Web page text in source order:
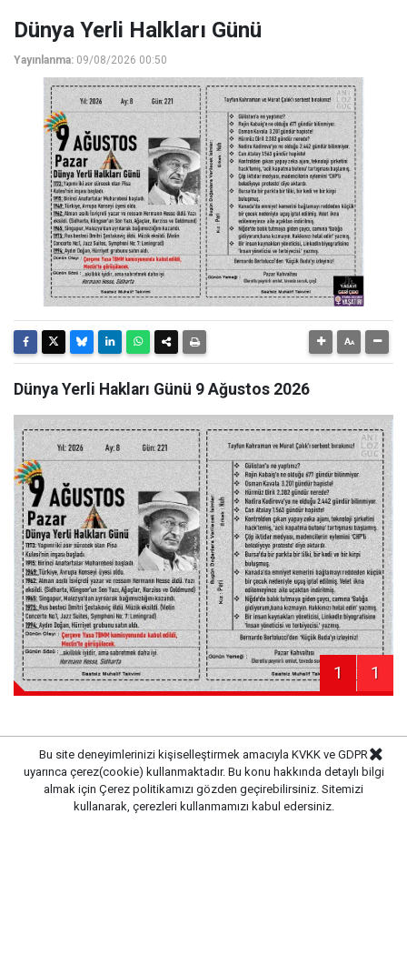
Dünya Yerli Halkları Günü
Yayınlanma: 09/08/2026 00:50
Dünya Yerli Hakları Günü 9 Ağustos 2026
1 1
Kaynak: Haber Merkezi
Bu site deneyimlerinizi kişiselleştirmek amacıyla KVKK ve GDPR
uyarınca çerez(cookie) kullanmaktadır. Bu konu hakkında detaylı bilgi
almak için Çerez politikamızı gözden geçirebilirsiniz. Sitemizi
kullanarak, çerezleri kullanmamızı kabul edersiniz.